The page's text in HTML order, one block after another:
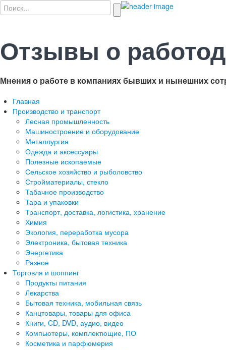
Отзывы о
Мнения о работе в компаниях бывших и нынешних
Главная
Производство и транспорт
Лесная промышленность
Машиностроение и оборудование
Металлургия
Одежда и аксессуары
Полезные ископаемые
Сельское хозяйство и рыболовство
Стройматериалы, стекло
Табачное производство
Тара и упаковки
Транспорт, доставка, логистика, хранение
Химия
Экология, переработка мусора
Электроника, бытовая техника
Энергетика
Разное
Торговля и шоппинг
Продукты питания
Лекарства
Бытовая техника, мобильная связь
Канцтовары, товары для офиса
Книги, CD, DVD, аудио, видео
Компьютеры, комплектющие, ПО
Косметика и парфюмерия